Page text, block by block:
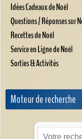
Idées Cadeaux de Noël
Questions / Réponses sur
Recettes de Noël
Service en Ligne de Noël
Sorties & Activités
Moteur de recherche